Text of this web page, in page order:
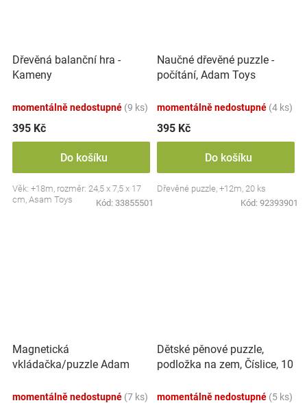
Dřevěná balanční hra -
Kameny
momentálně nedostupné (9 ks)
395 Kč
Do košíku
Věk: +18m, rozměr: 24,5 x 7,5 x 17
cm, Asam Toys
Kód: 33855501
Naučné dřevěné puzzle -
počítání, Adam Toys
momentálně nedostupné (4 ks)
395 Kč
Do košíku
Dřevěné puzzle, +12m, 20 ks
Kód: 92393901
Magnetická
vkládačka/puzzle Adam
momentálně nedostupné (7 ks)
Dětské pěnové puzzle,
podložka na zem, Číslice, 10
momentálně nedostupné (5 ks)